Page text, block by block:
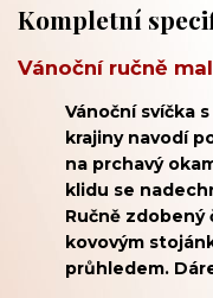
Kompletní
Vánoční ručně
Vánoční svíčka
krajiny navodí
na prchavý
klidu se
Ručně zdobený
kovovým
průhledem.